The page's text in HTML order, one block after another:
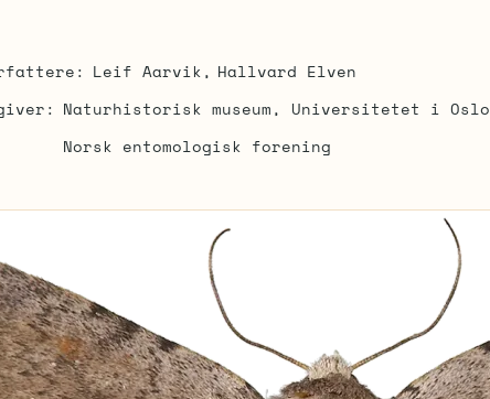
Leif Aarvik
Hallvard Elven
Naturhistorisk museum, Universitetet i Oslo
Norsk entomologisk forening